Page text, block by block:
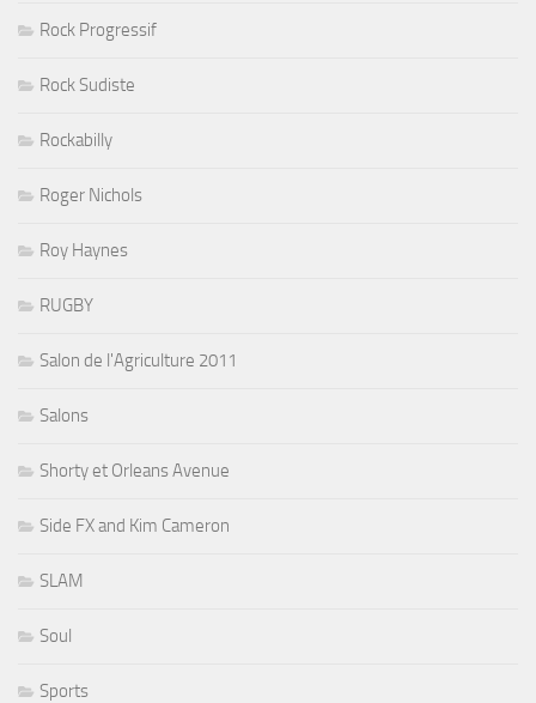
Rock Progressif
Rock Sudiste
Rockabilly
Roger Nichols
Roy Haynes
RUGBY
Salon de l'Agriculture 2011
Salons
Shorty et Orleans Avenue
Side FX and Kim Cameron
SLAM
Soul
Sports